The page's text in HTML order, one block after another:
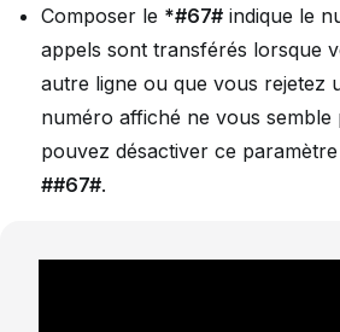
Composer le *#67#indique le
appels sont transférés lorsque
autre ligne ou que vous rejetez
numéro affiché ne vous semble
pouvez désactiver ce
##67#.